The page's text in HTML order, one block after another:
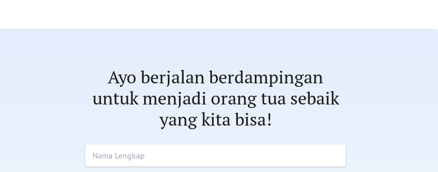
Ayo berjalan berdampingan
untuk menjadi orang tua sebaik
yang kita bisa!
Nama Lengkap